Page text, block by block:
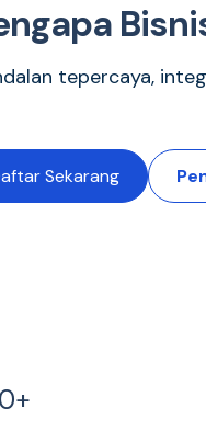
tepercaya,
Sekarang